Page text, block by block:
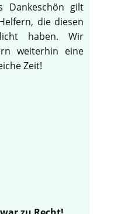
Dankeschön gilt
die diesen
haben. Wir
weiterhin eine
Zeit!